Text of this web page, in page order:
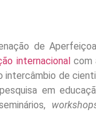
de
internacionalcom
intercâmbio de
em